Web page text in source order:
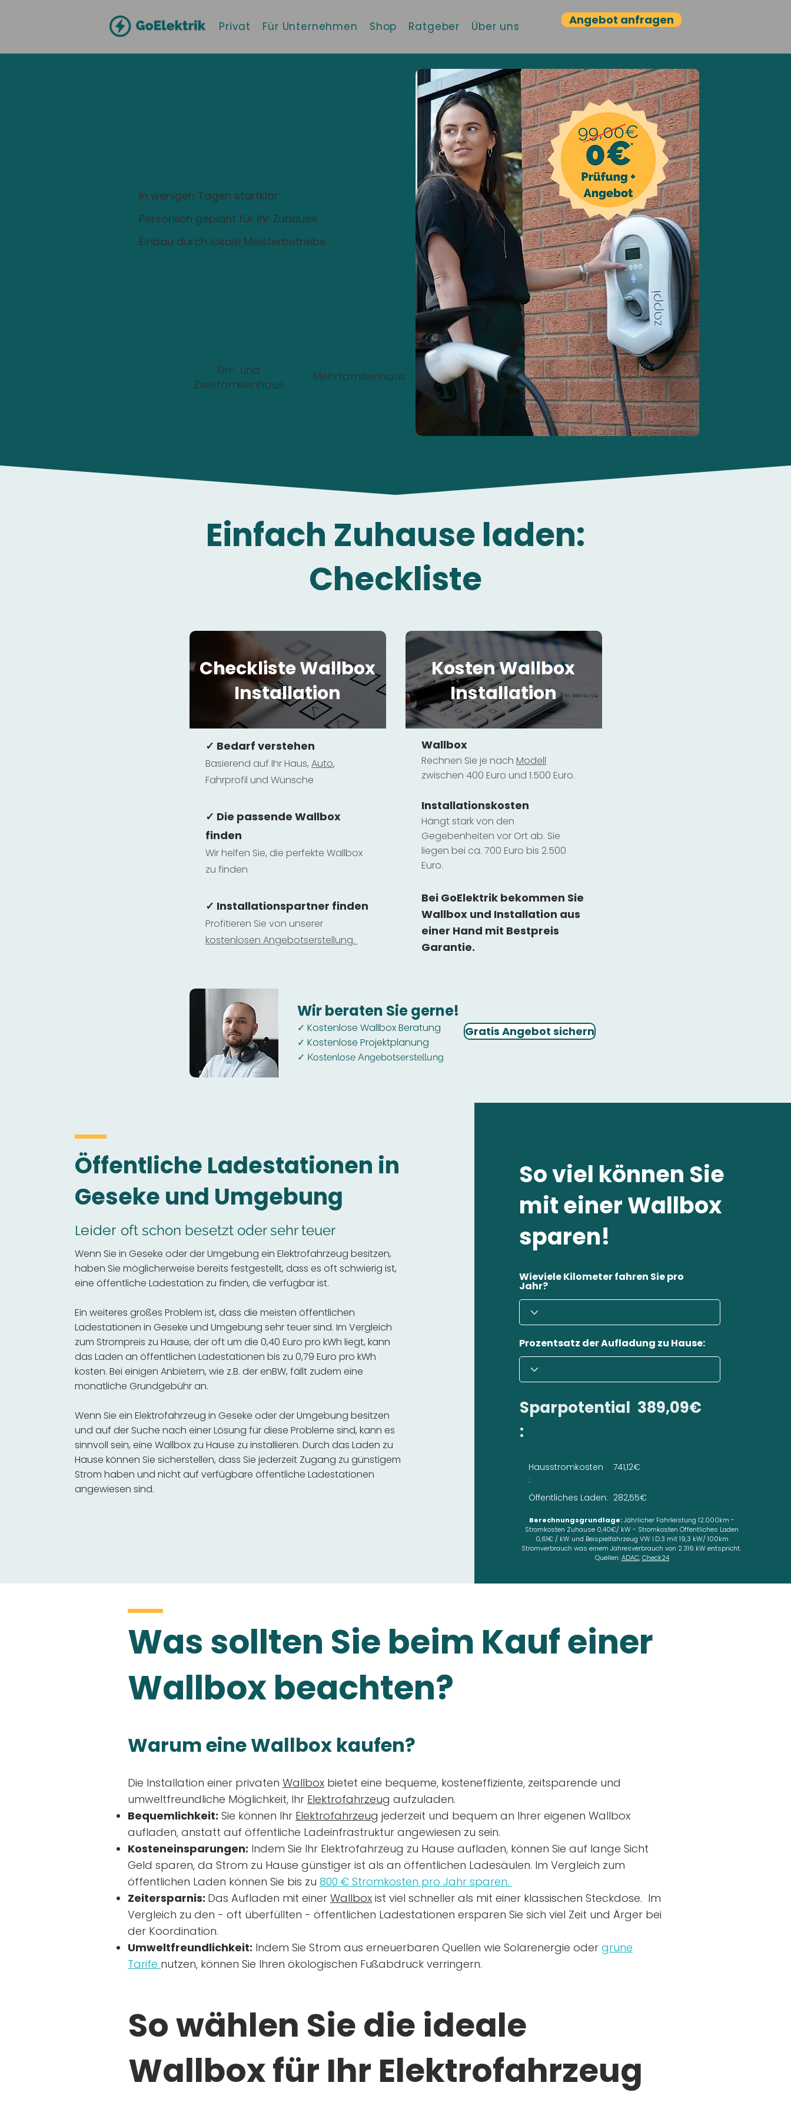
Privat Für Unternehmen Shop Ratgeber Über uns Angebot anfragen
In wenigen Tagen startklar
Persönlich geplant für Ihr Zuhause
Einbau durch lokale Meisterbetriebe
Ein- und
Zweifamilienhaus
Mehrfamilienhaus
Einfach Zuhause laden:
Checkliste
Checkliste Wallbox
Installation
✓ Bedarf verstehen
Basierend auf Ihr Haus, Auto,
Fahrprofil und Wünsche
✓ Die passende Wallbox
finden
Wir helfen Sie, die perfekte Wallbox
zu finden
✓ Installationspartner finden
Profitieren Sie von unserer
kostenlosen Angebotserstellung.
Kosten Wallbox
Installation
Wallbox
Rechnen Sie je nach Modell
zwischen 400 Euro und 1.500 Euro.
Installationskosten
Hängt stark von den
Gegebenheiten vor Ort ab. Sie
liegen bei ca. 700 Euro bis 2.500
Euro.
Bei GoElektrik bekommen Sie
Wallbox und Installation aus
einer Hand mit Bestpreis
Garantie.
Wir beraten Sie gerne!
✓ Kostenlose Wallbox Beratung
✓ Kostenlose Projektplanung
✓ Kostenlose Angebotserstellung
Gratis Angebot sichern
Öffentliche Ladestationen in
Geseke und Umgebung
Leider oft schon besetzt oder sehr teuer
Wenn Sie in Geseke oder der Umgebung ein Elektrofahrzeug besitzen,
haben Sie möglicherweise bereits festgestellt, dass es oft schwierig ist,
eine öffentliche Ladestation zu finden, die verfügbar ist.
Ein weiteres großes Problem ist, dass die meisten öffentlichen
Ladestationen in Geseke und Umgebung sehr teuer sind. Im Vergleich
zum Strompreis zu Hause, der oft um die 0,40 Euro pro kWh liegt, kann
das Laden an öffentlichen Ladestationen bis zu 0,79 Euro pro kWh
kosten. Bei einigen Anbietern, wie z.B. der enBW, fällt zudem eine
monatliche Grundgebühr an.
Wenn Sie ein Elektrofahrzeug in Geseke oder der Umgebung besitzen
und auf der Suche nach einer Lösung für diese Probleme sind, kann es
sinnvoll sein, eine Wallbox zu Hause zu installieren. Durch das Laden zu
Hause können Sie sicherstellen, dass Sie jederzeit Zugang zu günstigem
Strom haben und nicht auf verfügbare öffentliche Ladestationen
angewiesen sind.
So viel können Sie
mit einer Wallbox
sparen!
Wieviele Kilometer fahren Sie pro
Jahr?
Prozentsatz der Aufladung zu Hause:
Sparpotential
:
389,09€
Hausstromkosten
:
Öffentliches Laden:
741,12€
282,55€
Berechnungsgrundlage:Jährlicher Fahrleistung 12.000km -
Stromkosten Zuhause 0,40€/ kW - Stromkosten Öffentliches Laden
0,61€ / kW und Beispielfahrzeug VW I.D.3 mit 19,3 kW/ 100km
Stromverbrauch was einem Jahresverbrauch von 2.316 kW entspricht.
Quellen:ADAC,Check24
Was sollten Sie beim Kauf einer
Wallbox beachten?
Warum eine Wallbox kaufen?
Die Installation einer privaten Wallbox bietet eine bequeme, kosteneffiziente, zeitsparende und
umweltfreundliche Möglichkeit, Ihr Elektrofahrzeug aufzuladen.
Bequemlichkeit: Sie können Ihr Elektrofahrzeug jederzeit und bequem an Ihrer eigenen Wallbox
aufladen, anstatt auf öffentliche Ladeinfrastruktur angewiesen zu sein.
Kosteneinsparungen: Indem Sie Ihr Elektrofahrzeug zu Hause aufladen, können Sie auf lange Sicht
Geld sparen, da Strom zu Hause günstiger ist als an öffentlichen Ladesäulen. Im Vergleich zum
öffentlichen Laden können Sie bis zu 800 € Stromkosten pro Jahr sparen.
Zeitersparnis: Das Aufladen mit einer Wallbox ist viel schneller als mit einer klassischen Steckdose. Im
Vergleich zu den - oft überfüllten - öffentlichen Ladestationen ersparen Sie sich viel Zeit und Ärger bei
der Koordination.
Umweltfreundlichkeit: Indem Sie Strom aus erneuerbaren Quellen wie Solarenergie oder grüne
Tarife nutzen, können Sie Ihren ökologischen Fußabdruck verringern.
So wählen Sie die ideale
Wallbox für Ihr Elektrofahrzeug